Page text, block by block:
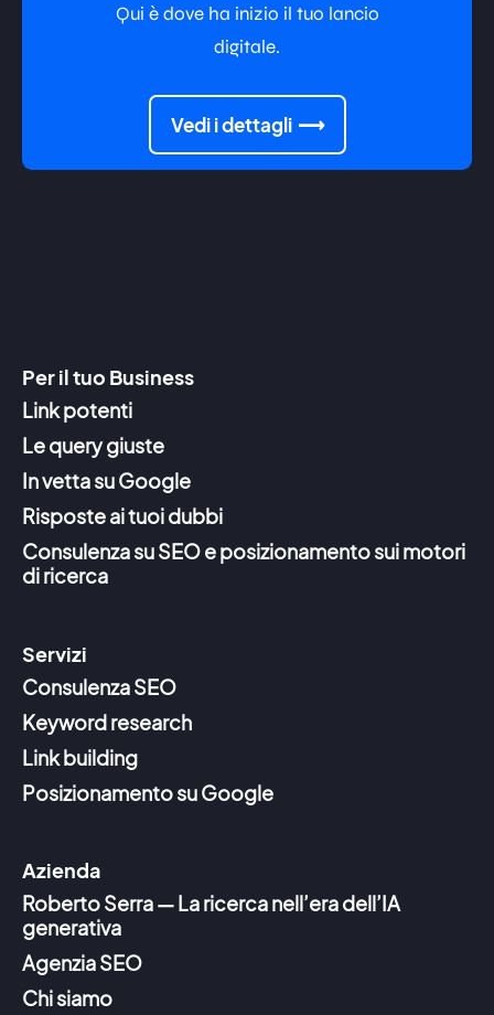
Qui è dove ha inizio il tuo lancio
digitale.
Vedi i dettagli
Per il tuo Business
Link potenti
Le query giuste
In vetta su Google
Risposte ai tuoi dubbi
Consulenza su SEO e posizionamento sui motori
di ricerca
Servizi
Consulenza SEO
Keyword research
Link building
Posizionamento su Google
Azienda
Roberto Serra — La ricerca nell’era dell’IA
generativa
Agenzia SEO
Chi siamo